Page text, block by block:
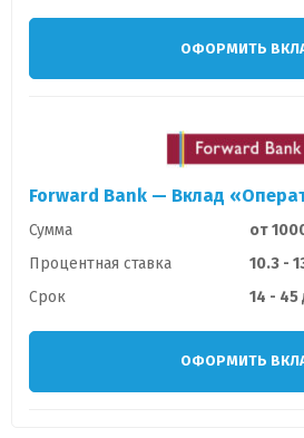
ОФОРМИТЬ
Forward Bank — Вклад
Сумма
от
Процентная ставка
10.3 -
Срок
14 - 45
ОФОРМИТЬ